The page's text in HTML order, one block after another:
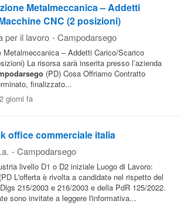
Metalmeccanica – Addetti
CNC (2 posizioni)
per il lavoro - Campodarsego
Metalmeccanica – Addetti Carico/Scarico
La risorsa sarà inserita presso l’azienda
(PD) Cosa Offriamo Contratto
finalizzato...
2 giorni fa
office commerciale italia
- Campodarsego
livello D1 o D2 iniziale Luogo di Lavoro:
(PD L'offerta è rivolta a candidatə nel rispetto del
215/2003 e 216/2003 e della PdR 125/2022.
sono invitate a leggere l'informativa...